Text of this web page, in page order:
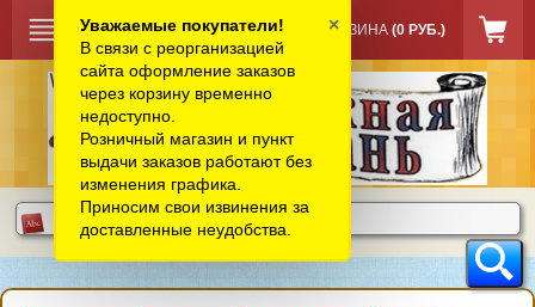
КОРЗИНА (0 РУБ.)
Уважаемые покупатели!
В связи с реорганизацией
сайта оформление заказов
через корзину временно
недоступно.
Розничный магазин и пункт
выдачи заказов работают без
изменения графика.
Приносим свои извинения за
доставленные неудобства.
×